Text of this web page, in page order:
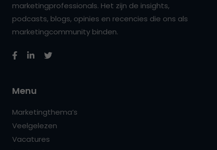
marketingprofessionals. Het zijn de insights,
podcasts, blogs, opinies en recencies die ons als
marketingcommunity binden.
Menu
Marketingthema’s
Veelgelezen
Vacatures